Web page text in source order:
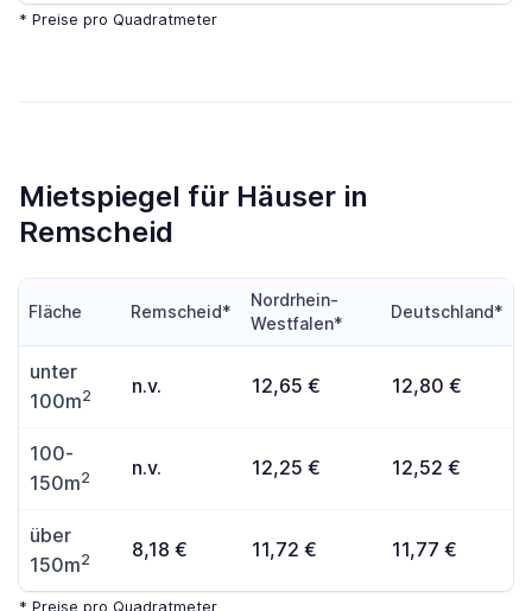
* Preise pro Quadratmeter
Mietspiegel für Häuser in
Remscheid
Fläche Remscheid*
Nordrhein-
Westfalen*
Deutschland*
unter
100m2 n.v. 12,65 € 12,80 €
100-
150m2 n.v. 12,25 € 12,52 €
über
150m2 8,18 € 11,72 € 11,77 €
* Preise pro Quadratmeter